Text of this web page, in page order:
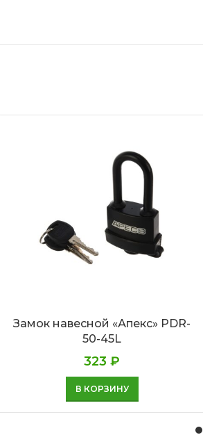
Замок навесной «Апекс» PDR-
50-45L
323₽
В КОРЗИНУ